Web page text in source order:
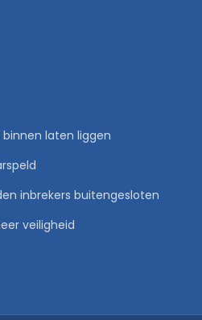
laten liggen
inbrekers buitengesloten
veiligheid